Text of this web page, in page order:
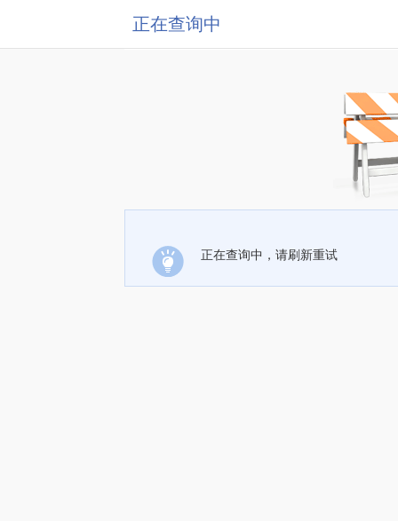
正在查询中
正在查询中，请刷新重试